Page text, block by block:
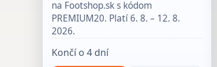
na Footshop.sk s kódom
PREMIUM20. Platí 6. 8. – 12. 8.
2026.
Končí o 4 dní